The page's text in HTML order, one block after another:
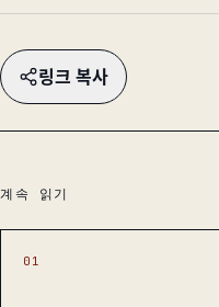
링크 복사
계속 읽기
01